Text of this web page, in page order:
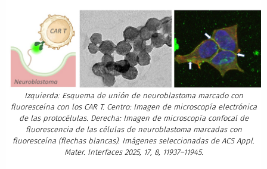
Izquierda: Esquema de unión de neuroblastoma marcado con
fluoresceína con los CAR T. Centro: Imagen de microscopía electrónica
de las protocélulas. Derecha: Imagen de microscopía confocal de
fluorescencia de las células de neuroblastoma marcadas con
fluoresceína (flechas blancas). Imágenes seleccionadas de ACS Appl.
Mater. Interfaces 2025, 17, 8, 11937–11945.